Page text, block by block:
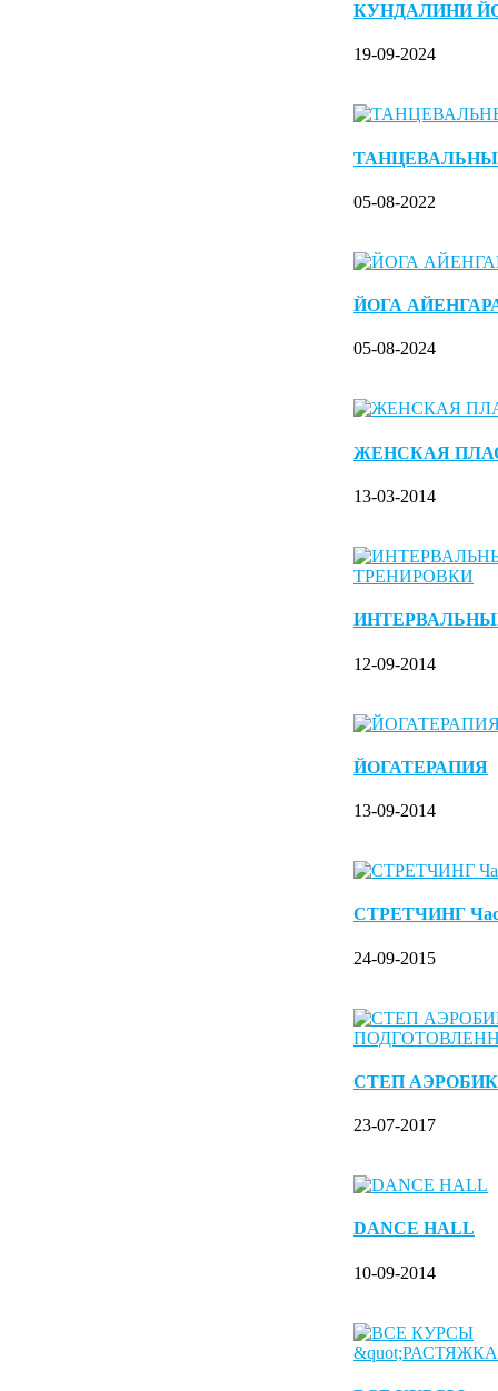
КУНДАЛИНИ
19-09-2024
05-08-2022
ЙОГА
05-08-2024
ЖЕНСКАЯ
13-03-2014
12-09-2014
ЙОГАТЕРАПИЯ
13-09-2014
СТРЕТЧИНГ
24-09-2015
СТЕП
23-07-2017
DANCE HALL
10-09-2014